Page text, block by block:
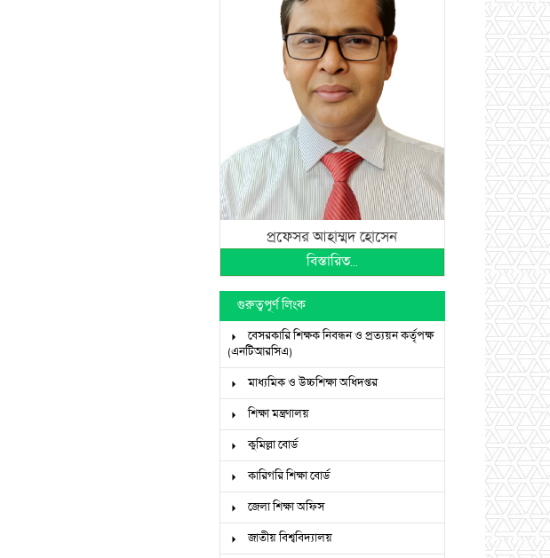
প্রফেসর আহাম্মদ হোসেন
বিস্তারিত...
গুরুত্বপূর্ণ লিংক
বেসরকারি শিক্ষক নিবন্ধন ও প্রত্যয়ন কর্তৃপক্ষ
(এনটিআরসিএ)
মাধ্যমিক ও উচ্চশিক্ষা অধিদপ্তর
শিক্ষা মন্ত্রণালয়
কুমিল্লা বোর্ড
কারিগরি শিক্ষা বোর্ড
জেলা শিক্ষা অফিস
জাতীয় বিশ্ববিদ্যালয়